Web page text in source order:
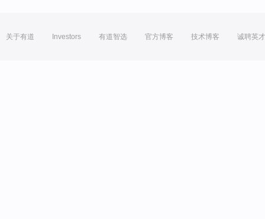
关于有道 Investors 有道智选 官方博客 技术博客 诚聘英才